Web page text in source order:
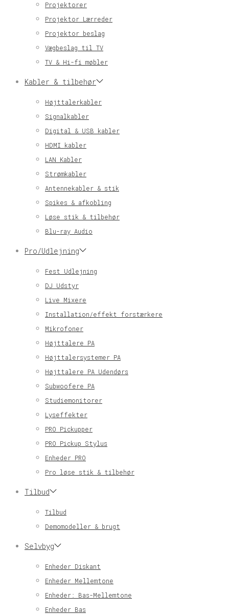
Projektorer
Projektor Lærreder
Projektor beslag
Vægbeslag til TV
TV & Hi-fi møbler
Kabler & tilbehør
Højttalerkabler
Signalkabler
Digital & USB kabler
HDMI kabler
LAN Kabler
Strømkabler
Antennekabler & stik
Spikes & afkobling
Løse stik & tilbehør
Blu-ray Audio
Pro/Udlejning
Fest Udlejning
DJ Udstyr
Live Mixere
Installation/effekt forstærkere
Mikrofoner
Højttalere PA
Højttalersystemer PA
Højttalere PA Udendørs
Subwoofere PA
Studiemonitorer
Lyseffekter
PRO Pickupper
PRO Pickup Stylus
Enheder PRO
Pro løse stik & tilbehør
Tilbud
Tilbud
Demomodeller & brugt
Selvbyg
Enheder Diskant
Enheder Mellemtone
Enheder: Bas-Mellemtone
Enheder Bas